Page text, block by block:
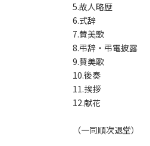
5.故人略歴
6.式辞
7.賛美歌
8.弔辞・弔電披露
9.賛美歌
10.後奏
11.挨拶
12.献花
（一同順次退堂）